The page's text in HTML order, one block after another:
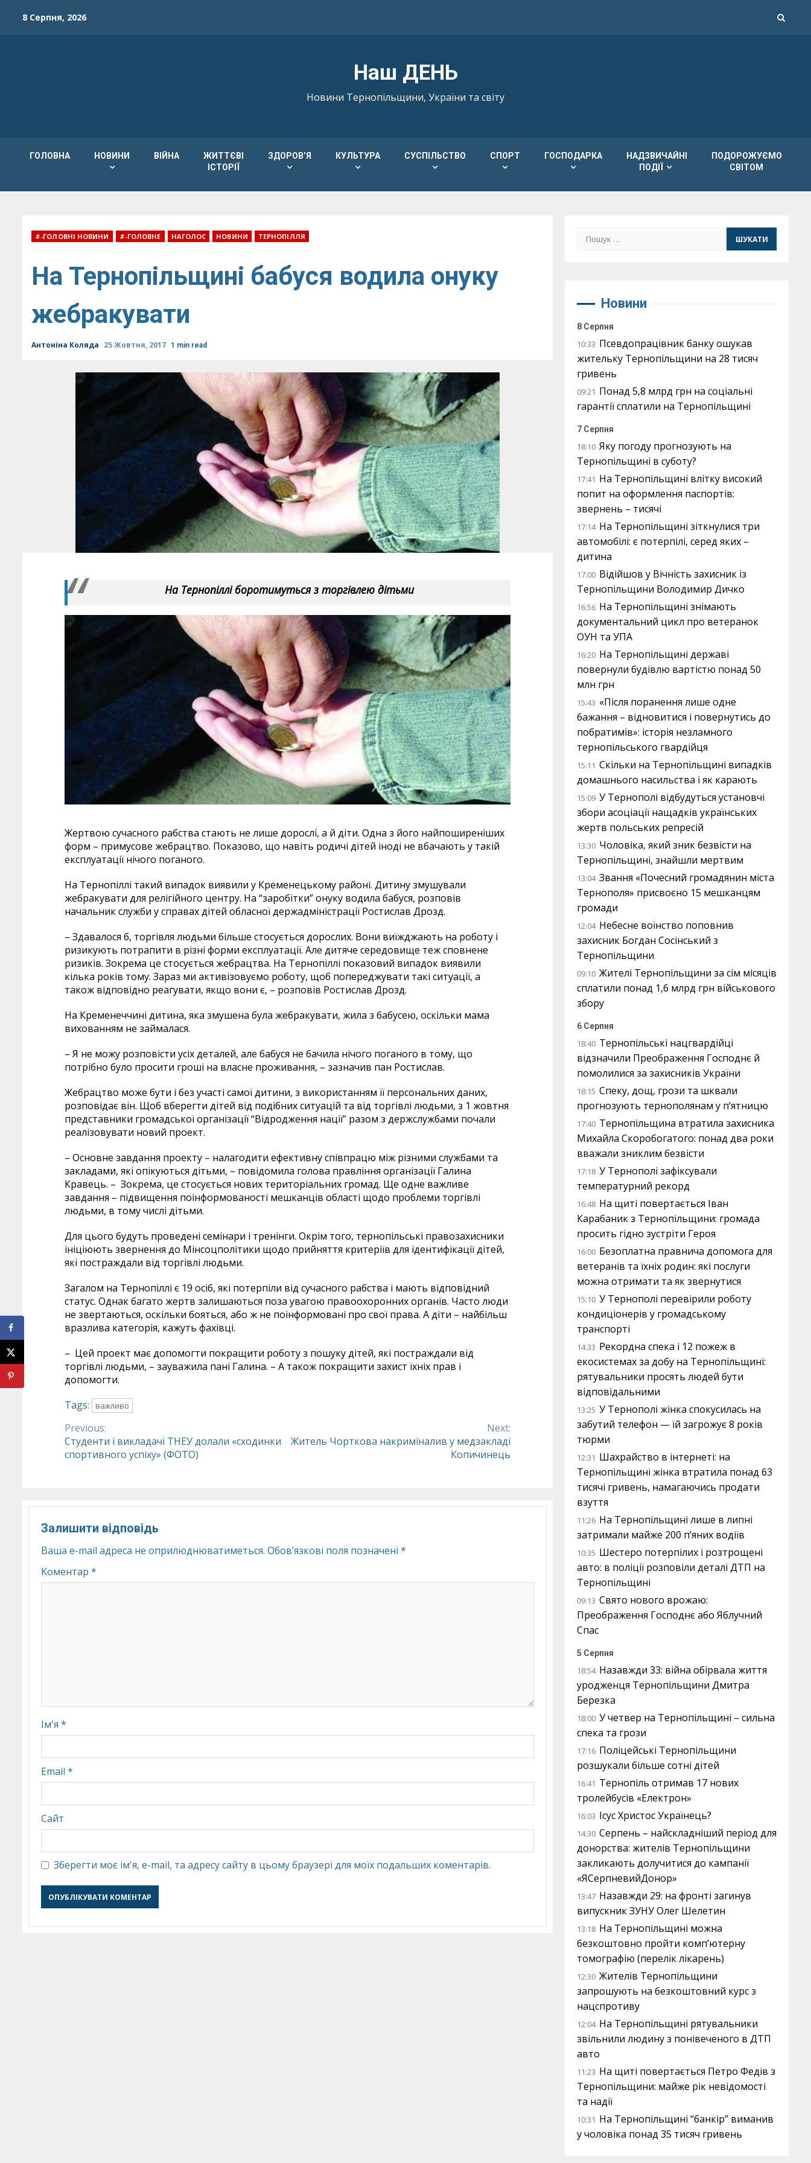
8 Серпня, 2026
Наш ДЕНЬ
Новини Тернопільщини, України та світу
ГОЛОВНА НОВИНИ ВІЙНА
ЖИТТЄВІ
ІСТОРІЇ
ЗДОРОВ’Я КУЛЬТУРА СУСПІЛЬСТВО СПОРТ ГОСПОДАРКА
НАДЗВИЧАЙНІ
ПОДІЇ
ПОДОРОЖУЄМО
СВІТОМ
#-ГОЛОВНІ НОВИНИ #-ГОЛОВНЕ НАГОЛОС НОВИНИ ТЕРНОПІЛЛЯ
На Тернопільщині бабуся водила онуку
жебракувати
Антоніна Коляда 25 Жовтня, 2017 1 min read
На Тернопіллі боротимуться з торгівлею дітьми
Жертвою сучасного рабства стають не лише дорослі, а й діти. Одна з його найпоширеніших
форм – примусове жебрацтво. Показово, що навіть родичі дітей іноді не вбачають у такій
експлуатації нічого поганого.
На Тернопіллі такий випадок виявили у Кременецькому районі. Дитину змушували
жебракувати для релігійного центру. На “заробітки” онуку водила бабуся, розповів
начальник служби у справах дітей обласної держадміністрації Ростислав Дрозд.
– Здавалося б, торгівля людьми більше стосується дорослих. Вони виїжджають на роботу і
ризикують потрапити в різні форми експлуатації. Але дитяче середовище теж сповнене
ризиків. Зокрема це стосується жебрацтва. На Тернопіллі показовий випадок виявили
кілька років тому. Зараз ми активізовуємо роботу, щоб попереджувати такі ситуації, а
також відповідно реагувати, якщо вони є, – розповів Ростислав Дрозд.
На Кременеччині дитина, яка змушена була жебракувати, жила з бабусею, оскільки мама
вихованням не займалася.
– Я не можу розповісти усіх деталей, але бабуся не бачила нічого поганого в тому, що
потрібно було просити гроші на власне проживання, – зазначив пан Ростислав.
Жебрацтво може бути і без участі самої дитини, з використанням її персональних даних,
розповідає він. Щоб вберегти дітей від подібних ситуацій та від торгівлі людьми, з 1 жовтня
представники громадської організації “Відродження нації” разом з держслужбами почали
реалізовувати новий проект.
– Основне завдання проекту – налагодити ефективну співпрацю між різними службами та
закладами, які опікуються дітьми, – повідомила голова правління організації Галина
Кравець. – Зокрема, це стосується нових територіальних громад. Ще одне важливе
завдання – підвищення поінформованості мешканців області щодо проблеми торгівлі
людьми, в тому числі дітьми.
Для цього будуть проведені семінари і тренінги. Окрім того, тернопільські правозахисники
ініціюють звернення до Мінсоцполітики щодо прийняття критеріїв для ідентифікації дітей,
які постраждали від торгівлі людьми.
Загалом на Тернопіллі є 19 осіб, які потерпіли від сучасного рабства і мають відповідний
статус. Однак багато жертв залишаються поза увагою правоохоронних органів. Часто люди
не звертаються, оскільки бояться, або ж не поінформовані про свої права. А діти – найбільш
вразлива категорія, кажуть фахівці.
– Цей проект має допомогти покращити роботу з пошуку дітей, які постраждали від
торгівлі людьми, – зауважила пані Галина. – А також покращити захист їхніх прав і
допомогти.
Tags:
важливо
Continue
Reading
Previous:
Студенти і викладачі ТНЕУ долали «сходинки
спортивного успіху» (ФОТО)
Next:
Житель Чорткова накриміналив у медзакладі
Копичинець
Залишити відповідь
Ваша e-mail адреса не оприлюднюватиметься. Обов’язкові поля позначені *
Коментар *
Ім'я *
Email *
Сайт
Зберегти моє ім'я, e-mail, та адресу сайту в цьому браузері для моїх подальших коментарів.
Пошук:
Новини
8 Серпня
10:33 Псевдопрацівник банку ошукав
жительку Тернопільщини на 28 тисяч
гривень
09:21 Понад 5,8 млрд грн на соціальні
гарантії сплатили на Тернопільщині
7 Серпня
18:10 Яку погоду прогнозують на
Тернопільщині в суботу?
17:41 На Тернопільщині влітку високий
попит на оформлення паспортів:
звернень – тисячі
17:14 На Тернопільщині зіткнулися три
автомобілі: є потерпілі, серед яких –
дитина
17:00 Відійшов у Вічність захисник із
Тернопільщини Володимир Дичко
16:56 На Тернопільщині знімають
документальний цикл про ветеранок
ОУН та УПА
16:20 На Тернопільщині державі
повернули будівлю вартістю понад 50
млн грн
15:43 «Після поранення лише одне
бажання – відновитися і повернутись до
побратимів»: історія незламного
тернопільського гвардійця
15:11 Скільки на Тернопільщині випадків
домашнього насильства і як карають
15:09 У Тернополі відбудуться установчі
збори асоціації нащадків українських
жертв польських репресій
13:30 Чоловіка, який зник безвісти на
Тернопільщині, знайшли мертвим
13:04 Звання «Почесний громадянин міста
Тернополя» присвоєно 15 мешканцям
громади
12:04 Небесне воїнство поповнив
захисник Богдан Сосінський з
Тернопільщини
09:10 Жителі Тернопільщини за сім місяців
сплатили понад 1,6 млрд грн військового
збору
6 Серпня
18:40 Тернопільські нацгвардійці
відзначили Преображення Господнє й
помолилися за захисників України
18:15 Спеку, дощ, грози та шквали
прогнозують тернополянам у п’ятницю
17:40 Тернопільщина втратила захисника
Михайла Скоробогатого: понад два роки
вважали зниклим безвісти
17:18 У Тернополі зафіксували
температурний рекорд
16:48 На щиті повертається Іван
Карабаник з Тернопільщини: громада
просить гідно зустріти Героя
16:00 Безоплатна правнича допомога для
ветеранів та їхніх родин: які послуги
можна отримати та як звернутися
15:10 У Тернополі перевірили роботу
кондиціонерів у громадському
транспорті
14:33 Рекордна спека і 12 пожеж в
екосистемах за добу на Тернопільщині:
рятувальники просять людей бути
відповідальними
13:25 У Тернополі жінка спокусилась на
забутий телефон — їй загрожує 8 років
тюрми
12:31 Шахрайство в інтернеті: на
Тернопільщині жінка втратила понад 63
тисячі гривень, намагаючись продати
взуття
11:26 На Тернопільщині лише в липні
затримали майже 200 п’яних водіїв
10:35 Шестеро потерпілих і розтрощені
авто: в поліції розповіли деталі ДТП на
Тернопільщині
09:13 Свято нового врожаю:
Преображення Господнє або Яблучний
Спас
5 Серпня
18:54 Назавжди 33: війна обірвала життя
уродженця Тернопільщини Дмитра
Березка
18:00 У четвер на Тернопільщині – сильна
спека та грози
17:16 Поліцейські Тернопільщини
розшукали більше сотні дітей
16:41 Тернопіль отримав 17 нових
тролейбусів «Електрон»
16:03 Ісус Христос Українець?
14:30 Серпень – найскладніший період для
донорства: жителів Тернопільщини
закликають долучитися до кампанії
«ЯСерпневийДонор»
13:47 Назавжди 29: на фронті загинув
випускник ЗУНУ Олег Шелетин
13:18 На Тернопільщині можна
безкоштовно пройти комп’ютерну
томографію (перелік лікарень)
12:30 Жителів Тернопільщини
запрошують на безкоштовний курс з
нацспротиву
12:04 На Тернопільщині рятувальники
звільнили людину з понівеченого в ДТП
авто
11:23 На щиті повертається Петро Федів з
Тернопільщини: майже рік невідомості
та надії
10:31 На Тернопільщині “банкір” виманив
у чоловіка понад 35 тисяч гривень